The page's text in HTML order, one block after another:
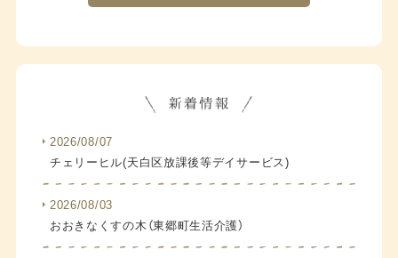
2026/08/07
チェリーヒル(天白区放課後等デイサービス)
2026/08/03
おおきなくすの木（東郷町生活介護）